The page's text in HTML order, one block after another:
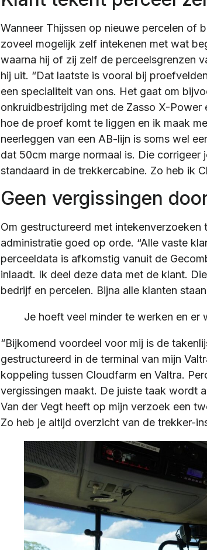
Wanneer Thijssen op nieuwe percelen of
zoveel mogelijk zelf intekenen met wat
waarna hij of zij zelf de perceelsgrenzen
hij uit. “Dat laatste is vooral bij
een specialiteit van ons. Het gaat om
onkruidbestrijding met de Zasso X-Power
hoe de proef komt te liggen en ik maak
neerleggen van een AB-lijn is soms wel
dat 50cm marge normaal is. Die
standaard in de trekkercabine. Zo heb ik
Geen vergissingen
Om gestructureerd met intekenverzoeken
administratie goed op orde. “Alle vaste
perceeldata is afkomstig vanuit de
inlaadt. Ik deel deze data met de klant.
bedrijf en percelen. Bijna alle klanten
Je hoeft veel minder te werken en er
“Bijkomend voordeel voor mij is de
gestructureerd in de terminal van mijn
koppeling tussen Cloudfarm en Valtra.
vergissingen maakt. De juiste taak wordt
Van der Vegt heeft op mijn verzoek een
Zo heb je altijd overzicht van de trekker-